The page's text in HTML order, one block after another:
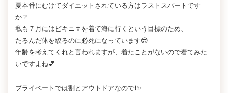
夏本番にむけてダイエットされている方はラストスパートです
か？
私も７月にはビキニ👙を着て海に行くという目標のため、
たるんだ体を絞るのに必死になっています😎
年齢を考えてくれと言われますが、着たことがないので着てみた
いですよね💕
プライベートでは割とアウトドアなので❗✨